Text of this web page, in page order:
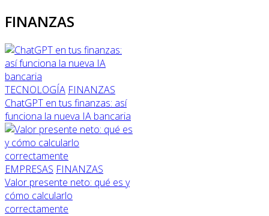
FINANZAS
TECNOLOGÍA FINANZAS
ChatGPT en tus finanzas: así
funciona la nueva IA bancaria
EMPRESAS FINANZAS
Valor presente neto: qué es y
cómo calcularlo
correctamente